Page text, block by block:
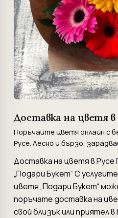
Доставка на цветя в
Поръчайте цветя онлайн с
Русе. Лесно и бързо,
Доставка на цветя в Русе
„Подари Букет“ С
цветя „Подари Букет“
поръчате доставка на
свой близък или приятел